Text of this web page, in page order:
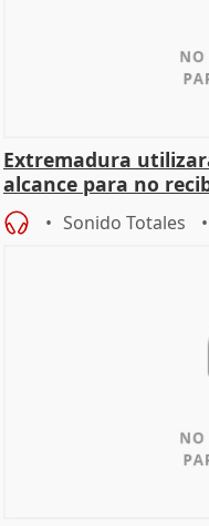
Extremadura
alcance para no
Sonido Totales